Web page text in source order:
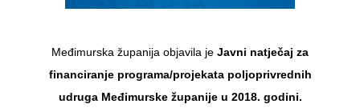
Međimurska županija objavila je Javni natječaj za
financiranje programa/projekata poljoprivrednih
udruga Međimurske županije u 2018. godini.